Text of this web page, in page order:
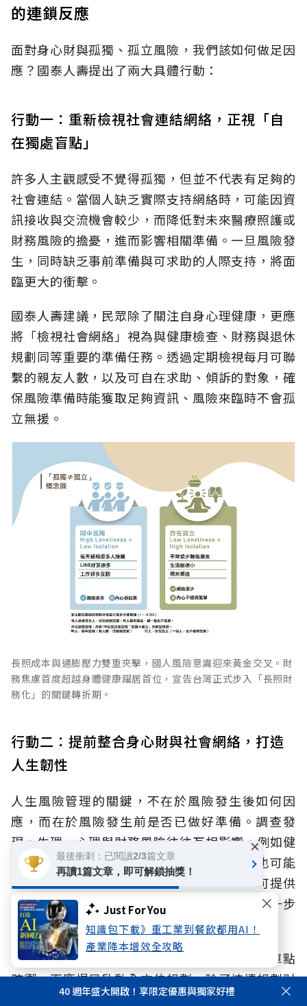
Just For You
知識包下載》重工業到餐飲都用AI！
產業降本增效全攻略
的連鎖反應
面對身心財與孤獨、孤立風險，我們該如何做足因
應？國泰人壽提出了兩大具體行動：
行動一：重新檢視社會連結網絡，正視「自
在獨處盲點」
許多人主觀感受不覺得孤獨，但並不代表有足夠的
社會連結。當個人缺乏實際支持網絡時，可能因資
訊接收與交流機會較少，而降低對未來醫療照護或
財務風險的擔憂，進而影響相關準備。一旦風險發
生，同時缺乏事前準備與可求助的人際支持，將面
臨更大的衝擊。
國泰人壽建議，民眾除了關注自身心理健康，更應
將「檢視社會網絡」視為與健康檢查、財務與退休
規劃同等重要的準備任務。透過定期檢視每月可聯
繫的親友人數，以及可自在求助、傾訴的對象，確
保風險準備時能獲取足夠資訊、風險來臨時不會孤
立無援。
長照成本與通膨壓力雙重夾擊，國人風險意識迎來黃金交叉。財
務焦慮首度超越身體健康躍居首位，宣告台灣正式步入「長照財
務化」的關鍵轉折期。
行動二：提前整合身心財與社會網絡，打造
人生韌性
人生風險管理的關鍵，不在於風險發生後如何因
應，而在於風險發生前是否已做好準備。調查發
現，生理、心理與財務風險往往互相影響，例如健
康惡化可能增加照護與醫療支出，財務壓力也可能
加重心理負擔。同時面臨孤獨或孤立，缺乏可提供
資訊與支持的人際網絡，這些風險更可能被進一步
放大。
因此，退休準備不應只著重財務，更必須打破單點
防禦，而應提早啟動全方位規劃，除了持續規劃財
務安排，也應同步思考健康管理、未來照護需求，
40 週年盛大開啟！享限定優惠與獨家好禮
最後衝刺：已閱讀2/3篇文章
再讀1篇文章，即可解鎖抽獎！
×